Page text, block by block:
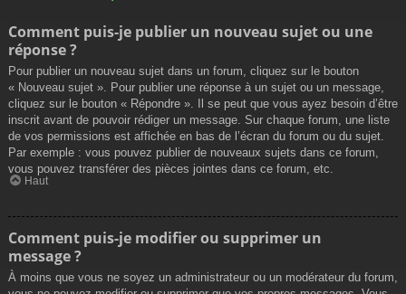
Comment puis-je publier un nouveau sujet ou une
réponse ?
Pour publier un nouveau sujet dans un forum, cliquez sur le bouton
« Nouveau sujet ». Pour publier une réponse à un sujet ou un message,
cliquez sur le bouton « Répondre ». Il se peut que vous ayez besoin d’être
inscrit avant de pouvoir rédiger un message. Sur chaque forum, une liste
de vos permissions est affichée en bas de l’écran du forum ou du sujet.
Par exemple : vous pouvez publier de nouveaux sujets dans ce forum,
vous pouvez transférer des pièces jointes dans ce forum, etc.
Haut
Comment puis-je modifier ou supprimer un
message ?
À moins que vous ne soyez un administrateur ou un modérateur du forum,